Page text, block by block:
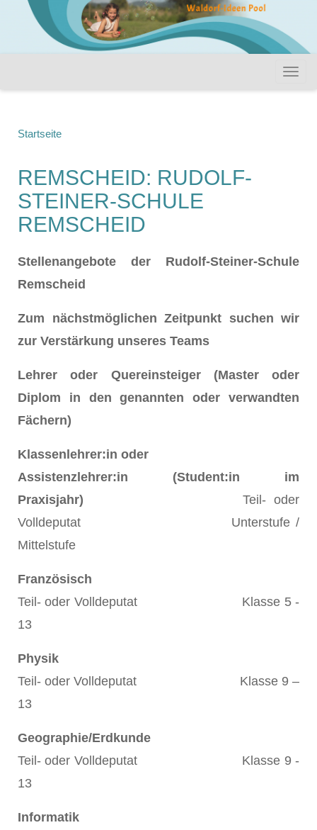
Startseite
REMSCHEID: RUDOLF-
STEINER-SCHULE
REMSCHEID
Stellenangebote der Rudolf-Steiner-Schule
Remscheid
Zum nächstmöglichen Zeitpunkt suchen wir
zur Verstärkung unseres Teams
Lehrer oder Quereinsteiger (Master oder
Diplom in den genannten oder verwandten
Fächern)
Klassenlehrer:in oder
Assistenzlehrer:in (Student:in im
Praxisjahr)
Teil- oder
Volldeputat Unterstufe /
Mittelstufe
Französisch
Teil- oder Volldeputat Klasse 5 -
13
Physik
Teil- oder Volldeputat Klasse 9 –
13
Geographie/Erdkunde
Teil- oder Volldeputat Klasse 9 -
13
Informatik